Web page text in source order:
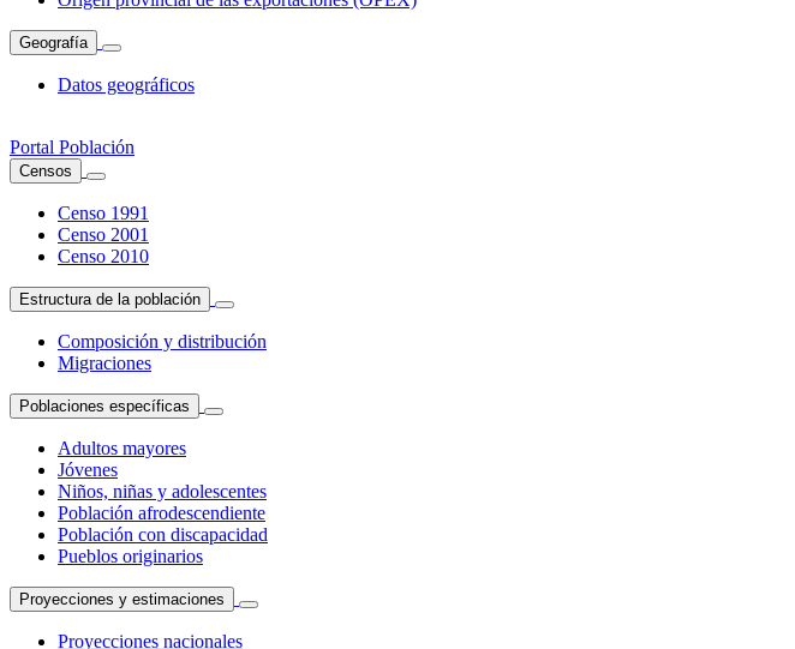
Geografía
Datos geográficos
Portal Población
Censos
Censo 1991
Censo 2001
Censo 2010
Estructura de la población
Composición y distribución
Migraciones
Poblaciones específicas
Adultos mayores
Jóvenes
Niños, niñas y adolescentes
Población afrodescendiente
Población con discapacidad
Pueblos originarios
Proyecciones y estimaciones
Proyecciones nacionales